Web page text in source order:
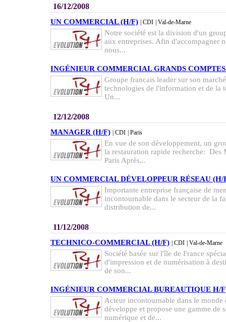
16/12/2008
UN COMMERCIAL (H/F) | CDI | Val-de-Marne
Notre société est la division d'un
aux entreprises. Afin d'accompagner
nous...
INGÉNIEUR COMMERCIAL GRANDS
Groupe francais leader sur son
technologies de l'information et de la
Un...
12/12/2008
MANAGER (H/F) | CDI | Paris
En vue de son développement, un
la restauration rapide recherche: Des
Paris Après...
UN COMMERCIAL DÉVELOPPEUR RÉSEAU (H/
Importante entreprise française de
incontournable dans le secteur de la
distribution de...
11/12/2008
TECHNICO-COMMERCIAL (H/F) | CDI | Val-de-Marne
Société basée sur l'île de France
d'impression et de numérisation à
de son...
INGÉNIEUR COMMERCIAL BUREAUTIQUE H/F
Acteur incontournable dans le
développe et propose une gamme de
numérique et de...